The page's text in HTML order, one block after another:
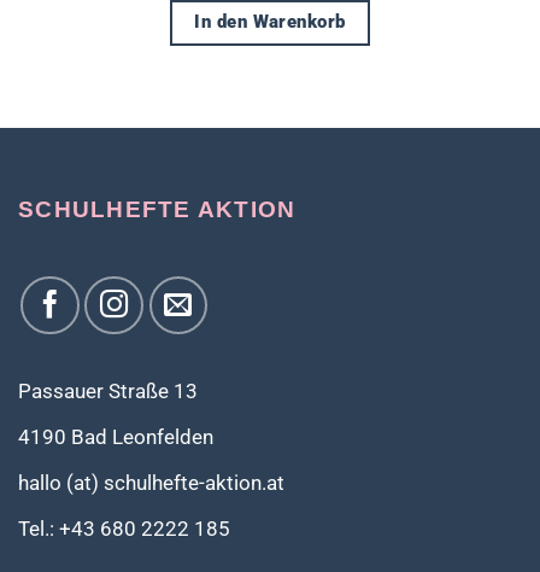
In den Warenkorb
SCHULHEFTE AKTION
Passauer Straße 13
4190 Bad Leonfelden
hallo (at) schulhefte-aktion.at
Tel.: +43 680 2222 185